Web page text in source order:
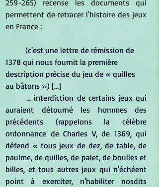
259-265) recense les documents qui
permettent de retracer l'histoire des jeux
en France :
(c'est une lettre de rémission de
1378 qui nous fournit la première
description précise du jeu de « quilles
au bâtons ») [...]
	... interdiction de certains jeux qui
auraient détourné les hommes des
précédents (rappelons la célèbre
ordonnance de Charles V, de 1369, qui
défend « tous jeux de dez, de table, de
paulme, de quilles, de palet, de boulles et
billes, et tous autres jeux qui n'échéent
point à exerciter, n'habiliter nosdits